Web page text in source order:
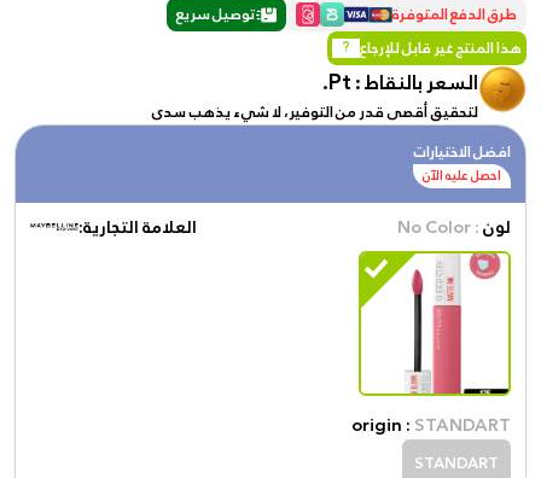
طرق الدفع المتوفرة
توصيل سريع
هذا المنتج غير قابل للإرجاع ?
السعر بالنقاط :Pt.
لتحقيق أقصى قدر من التوفير، لا شيء يذهب سدى
افضل الاختيارات
احصل عليه الآن
لون: No Color العلامة التجارية:
origin :STANDART
STANDART